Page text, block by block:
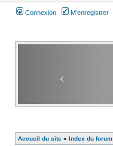
Connexion M’enregistrer
Accueil du site » Index du forum